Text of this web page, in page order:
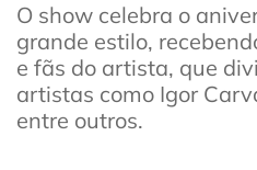
O show celebra o
grande estilo,
e fãs do artista, que
artistas como Igor
entre outros.